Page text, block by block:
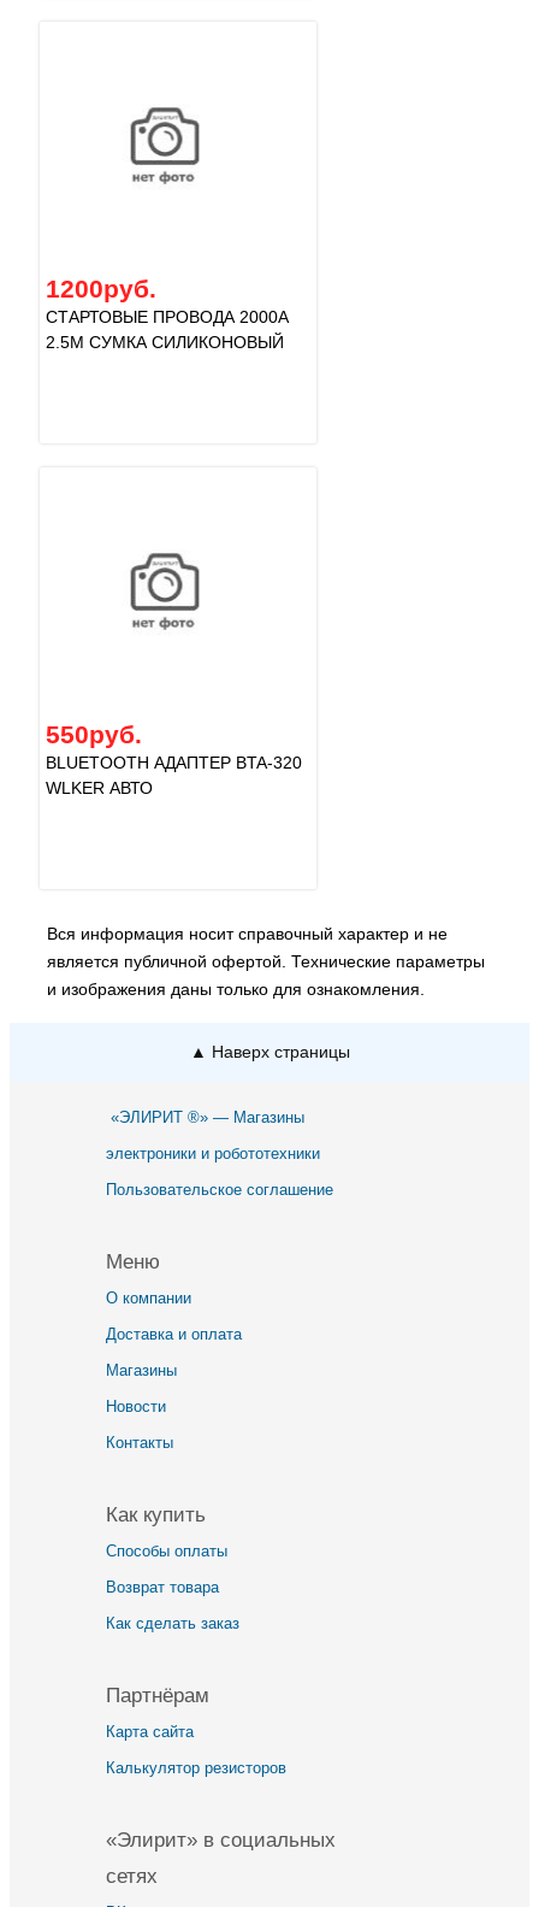
1200руб.
СТАРТОВЫЕ ПРОВОДА 2000A
2.5M СУМКА СИЛИКОНОВЫЙ
550руб.
BLUETOOTH АДАПТЕР BTA-320
WLKER АВТО
Вся информация носит справочный характер и не
является публичной офертой. Технические параметры
и изображения даны только для ознакомления.
▲ Наверх страницы
«ЭЛИРИТ ®» — Магазины
электроники и робототехники
Пользовательское соглашение
Меню
О компании
Доставка и оплата
Магазины
Новости
Контакты
Как купить
Способы оплаты
Возврат товара
Как сделать заказ
Партнёрам
Карта сайта
Калькулятор резисторов
«Элирит» в социальных
сетях